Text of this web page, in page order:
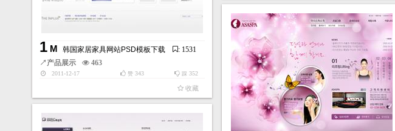
1M 韩国家居家具网站PSD模板下载
: 1531
↗产品展示 463
2011-12-17 踩 352
赞343
收藏